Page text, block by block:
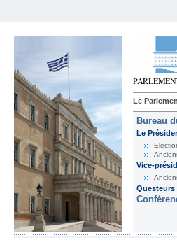
Le
Bureau
Le
Vice-
Questeurs